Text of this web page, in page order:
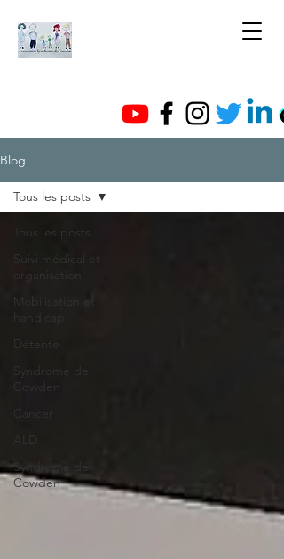
Blog
Tous les posts
Suivi médical et
organisation
Mobilisation et
handicap
Détente
Syndrome de
Syndrome de
Cowden
Tous les posts